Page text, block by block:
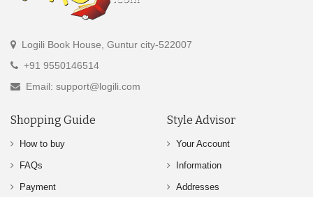
Logili Book House, Guntur city-522007
+91 9550146514
Email: support@logili.com
Shopping Guide
How to buy
FAQs
Payment
Style Advisor
Your Account
Information
Addresses